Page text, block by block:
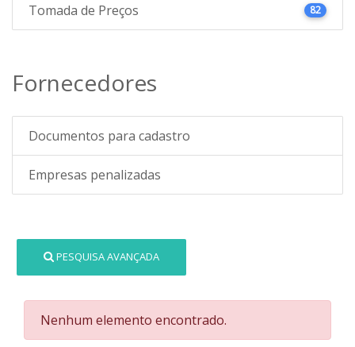
Tomada de Preços 82
Fornecedores
Documentos para cadastro
Empresas penalizadas
PESQUISA AVANÇADA
Nenhum elemento encontrado.